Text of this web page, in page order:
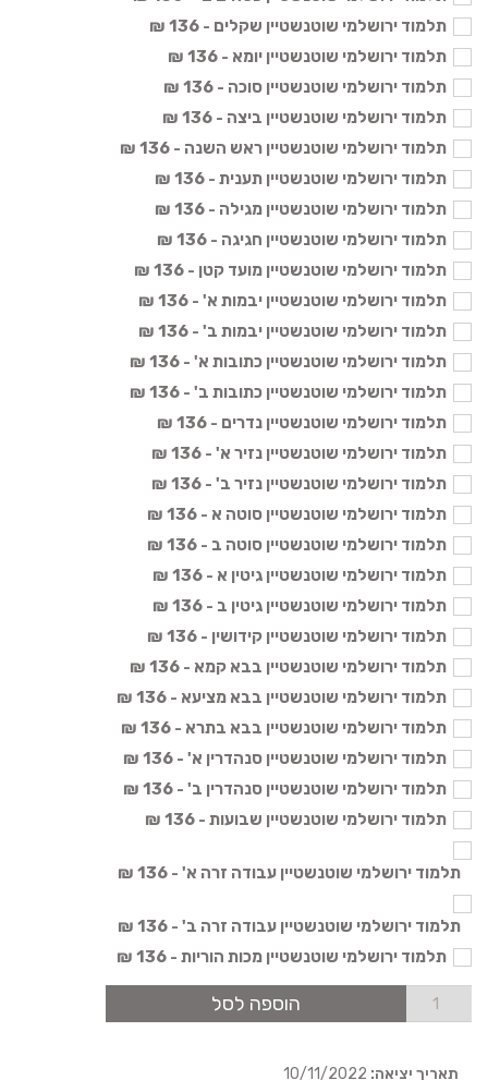
תלמוד ירושלמי שוטנשטיין שקלים - 136 ₪
תלמוד ירושלמי שוטנשטיין יומא - 136 ₪
תלמוד ירושלמי שוטנשטיין סוכה - 136 ₪
תלמוד ירושלמי שוטנשטיין ביצה - 136 ₪
תלמוד ירושלמי שוטנשטיין ראש השנה - 136 ₪
תלמוד ירושלמי שוטנשטיין תענית - 136 ₪
תלמוד ירושלמי שוטנשטיין מגילה - 136 ₪
תלמוד ירושלמי שוטנשטיין חגיגה - 136 ₪
תלמוד ירושלמי שוטנשטיין מועד קטן - 136 ₪
תלמוד ירושלמי שוטנשטיין יבמות א' - 136 ₪
תלמוד ירושלמי שוטנשטיין יבמות ב' - 136 ₪
תלמוד ירושלמי שוטנשטיין כתובות א' - 136 ₪
תלמוד ירושלמי שוטנשטיין כתובות ב' - 136 ₪
תלמוד ירושלמי שוטנשטיין נדרים - 136 ₪
תלמוד ירושלמי שוטנשטיין נזיר א' - 136 ₪
תלמוד ירושלמי שוטנשטיין נזיר ב' - 136 ₪
תלמוד ירושלמי שוטנשטיין סוטה א - 136 ₪
תלמוד ירושלמי שוטנשטיין סוטה ב - 136 ₪
תלמוד ירושלמי שוטנשטיין גיטין א - 136 ₪
תלמוד ירושלמי שוטנשטיין גיטין ב - 136 ₪
תלמוד ירושלמי שוטנשטיין קידושין - 136 ₪
תלמוד ירושלמי שוטנשטיין בבא קמא - 136 ₪
תלמוד ירושלמי שוטנשטיין בבא מציעא - 136 ₪
תלמוד ירושלמי שוטנשטיין בבא בתרא - 136 ₪
תלמוד ירושלמי שוטנשטיין סנהדרין א' - 136 ₪
תלמוד ירושלמי שוטנשטיין סנהדרין ב' - 136 ₪
תלמוד ירושלמי שוטנשטיין שבועות - 136 ₪
תלמוד ירושלמי שוטנשטיין עבודה זרה א' - 136 ₪
תלמוד ירושלמי שוטנשטיין עבודה זרה ב' - 136 ₪
תלמוד ירושלמי שוטנשטיין מכות הוריות - 136 ₪
הוספה לסל
תאריך יציאה: